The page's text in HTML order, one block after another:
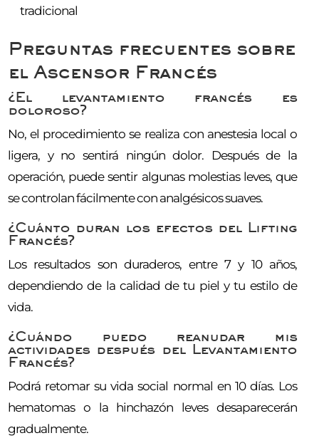
tradicional
Preguntas frecuentes sobre
el Ascensor Francés
¿El levantamiento francés es
doloroso?
No, el procedimiento se realiza con anestesia local o
ligera, y no sentirá ningún dolor. Después de la
operación, puede sentir algunas molestias leves, que
se controlan fácilmente con analgésicos suaves.
¿Cuánto duran los efectos del Lifting
Francés?
Los resultados son duraderos, entre 7 y 10 años,
dependiendo de la calidad de tu piel y tu estilo de
vida.
¿Cuándo puedo reanudar mis
actividades después del Levantamiento
Francés?
Podrá retomar su vida social normal en 10 días. Los
hematomas o la hinchazón leves desaparecerán
gradualmente.